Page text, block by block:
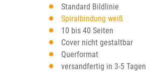
Standard Bildlinie
Spiralbindung weiß
10 bis 40 Seiten
Cover nicht gestaltbar
Querformat
versandfertig in 3-5 Tagen